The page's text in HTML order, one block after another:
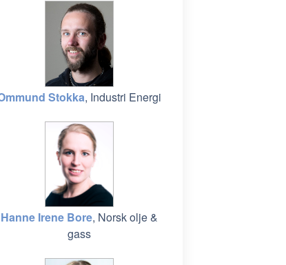
Stokka, Industri Energi
Hanne Irene Bore, Norsk olje &
gass